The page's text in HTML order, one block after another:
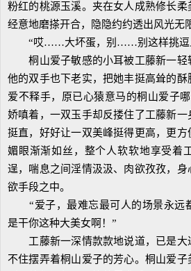
粉红的桃源玉溪。夹在女人成熟修长
经意地磨搽开合，隐隐约约透出风光
“哎……大坏蛋，别……别这样挑逗
桐山爱子敏感的小耳被工藤新一轻
他的双手也下老实，把她丰挺高耸的
爱不释手，原已心猿意马的桐山爱子
娇嗔着，一双玉手却反搂住了工藤新
挺直，好好让一双美峰挺得更高，更方
媚眼渐渐如丝，整个人软软地享受着
逞，喘息之间淫情汲汲、肉欲孜孜，
欲手段之中。
“爱子，最难忘最可人的场景永远
是干你这种大美女啊！”
工藤新一深情款款地说道，已是大
不住摆弄着桐山爱子的芳心。桐山爱